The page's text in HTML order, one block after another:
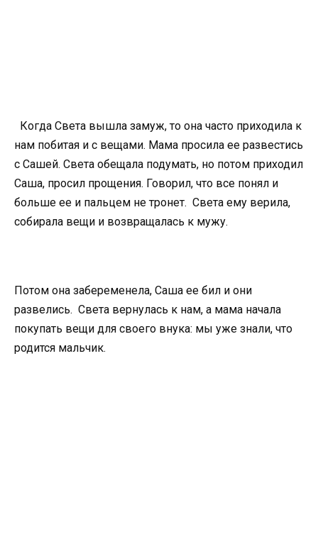
Когда Света вышла замуж, то она часто приходила к
нам побитая и с вещами. Мама просила ее развестись
с Сашей. Света обещала подумать, но потом приходил
Саша, просил прощения. Говорил, что все понял и
больше ее и пальцем не тронет. Света ему верила,
собирала вещи и возвращалась к мужу.
Потом она забеременела, Саша ее бил и они
развелись. Света вернулась к нам, а мама начала
покупать вещи для своего внука: мы уже знали, что
родится мальчик.